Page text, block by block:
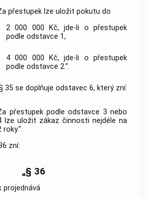
přestupek lze uložit pokutu do
2 000 000 Kč, jde-li o přestupek
podle odstavce 1,
4 000 000 Kč, jde-li o přestupek
podle odstavce 2.“.
35 se doplňuje odstavec 6, který zní:
přestupek podle odstavce 3 nebo
lze uložit zákaz činnosti nejdéle na
roky.“.
zní:
„§ 36
projednává